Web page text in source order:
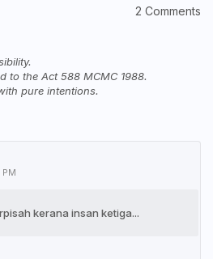
2 Comments
to the Act 588 MCMC 1988.
pure intentions.
kerana insan ketiga...